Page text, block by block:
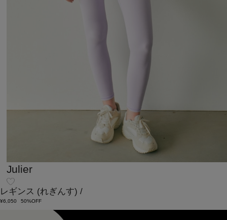
Julier
レギンス (れぎんす) /
¥6,050 50%OFF